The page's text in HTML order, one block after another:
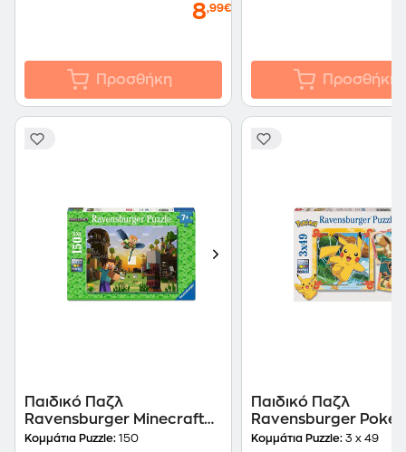
8,99€
Προσθήκη Προσθήκη
Παιδικό Παζλ
Ravensburger Minecraft
(150XXL Κομμάτια)
Κομμάτια Puzzle: 150
Παιδικό Παζλ
Ravensburger
Pikachu (3x49
Κομμάτια Puzzle: 3 x 49